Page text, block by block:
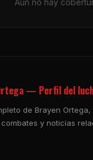
Aún no hay
— Perfil del
de Brayen
y noticias